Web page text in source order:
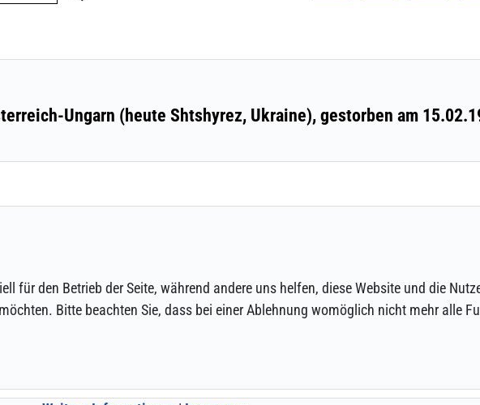
für den Betrieb der Seite, während andere uns helfen, diese Website und die
Bitte beachten Sie, dass bei einer Ablehnung womöglich nicht mehr alle